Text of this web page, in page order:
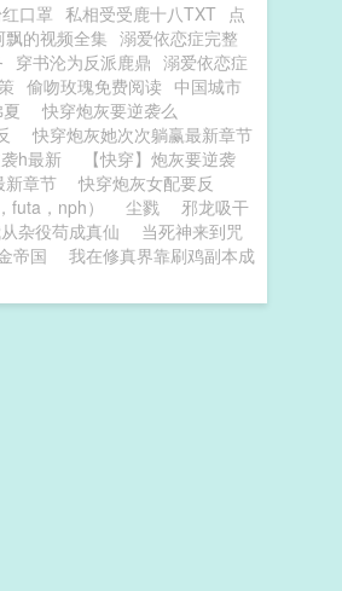
口罩 私相受受鹿十八TXT 点
飘的视频全集 溺爱依恋症完整
穿书沦为反派鹿鼎 溺爱依恋症
偷吻玫瑰免费阅读 中国城市
快穿炮灰要逆袭么
快穿炮灰她次次躺赢最新章节
h最新
【快穿】炮灰要逆袭
新章节
快穿炮灰女配要反
futa，nph） 尘戮
邪龙吸干
杂役苟成真仙
当死神来到咒
帝国
我在修真界靠刷鸡副本成